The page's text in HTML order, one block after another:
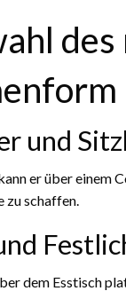
und
er über einem
zu schaffen.
dem Esstisch